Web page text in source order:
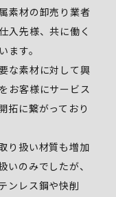
素材の卸売り業者
入先様、共に働く
す。
な素材に対して興
お客様にサービス
拓に繋がっており
り扱い材質も増加
いのみでしたが、
ンレス鋼や快削